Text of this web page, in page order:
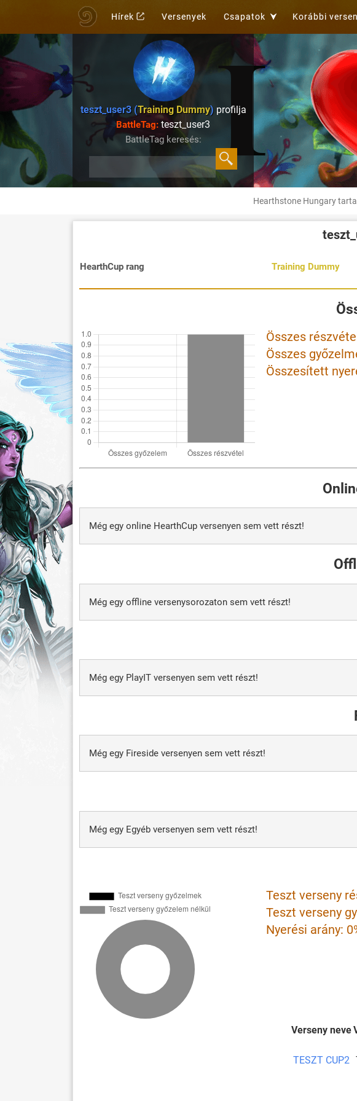
Hírek Versenyek Csapatok Korábbi
teszt_user3 (Training Dummy)profilja
BattleTag: teszt_user3
BattleTag keresés:
Hearthstone Hungary
HearthCup rang Training Dummy
Összes
Összes
Összesített
Még egy online HearthCup versenyen sem vett részt!
Még egy offline versenysorozaton sem vett részt!
Még egy PlayIT versenyen sem vett részt!
Még egy Fireside versenyen sem vett részt!
Még egy Egyéb versenyen sem vett részt!
Teszt verseny
Teszt verseny
Nyerési arány:
Verseny neve
TESZT CUP2